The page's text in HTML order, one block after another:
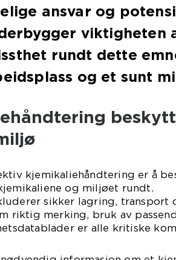
ansvar og
viktigheten
rundt dette
og et sunt
kjemikaliehåndtering er å
og miljøet rundt.
sikker lagring, transport
riktig merking, bruk av
er alle kritiske